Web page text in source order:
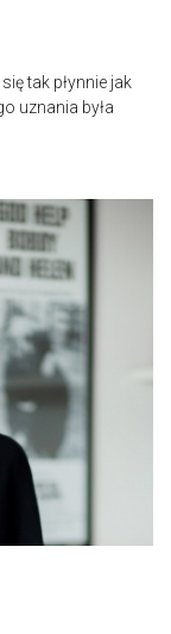
tak płynnie jak
uznania była